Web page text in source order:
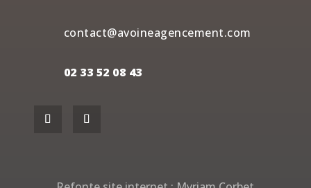
contact@avoineagencement.com
02 33 52 08 43